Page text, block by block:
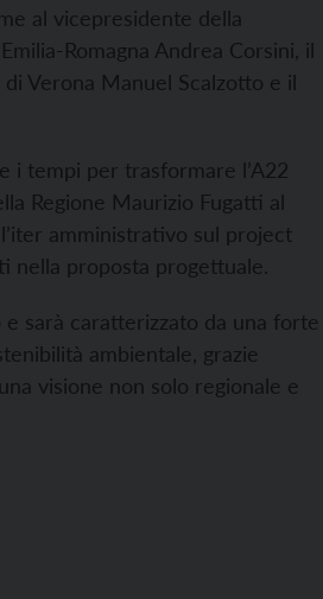
al vicepresidente della
Romagna Andrea Corsini, il
Verona Manuel Scalzotto e il
i tempi per trasformare l’A22
Regione Maurizio Fugatti al
amministrativo sul project
nella proposta progettuale.
sarà caratterizzato da una forte
ambientale, grazie
visione non solo regionale e